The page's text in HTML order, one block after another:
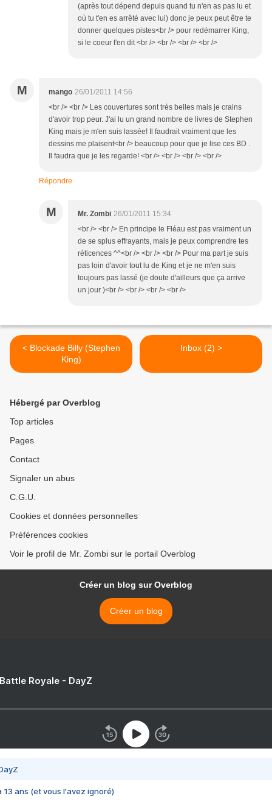
(après tout dépend depuis quand tu n'en as pas lu et
où tu t'en es arrêté avec lui) donc je peux peut être te
donner quelques pistes<br /> pour redémarrer King,
si le coeur t'en dit <br /> <br /> <br /> <br />
M mango 26/01/2011 14:56
<br /> <br /> Les couvertures sont très belles mais je crains
d'avoir trop peur. J'ai lu un grand nombre de livres de Stephen
King mais je m'en suis lassée! Il faudrait vraiment que les
dessins me plaisent<br /> beaucoup pour que je lise ces BD .
Il faudra que je les regarde! <br /> <br /> <br /> <br />
Répondre
M Mr. Zombi 26/01/2011 15:34
<br /> <br /> En principe le Fléau est pas vraiment un
de se splus effrayants, mais je peux comprendre tes
réticences ^^<br /> <br /> <br /> Pour ma part je suis
pas loin d'avoir tout lu de King et je ne m'en suis
toujours pas lassé (je doute d'ailleurs que ça arrive
un jour )<br /> <br /> <br /> <br />
< Blockade Billy (Stephen
King)
Inbox (2) >
Hébergé par Overblog
Top articles
Pages
Contact
Signaler un abus
C.G.U.
Cookies et données personnelles
Préférences cookies
Voir le profil de Mr. Zombi sur le portail Overblog
Créer un blog sur Overblog
Créer un blog
Royale - DayZ
13 ans (et vous l'avez ignoré)